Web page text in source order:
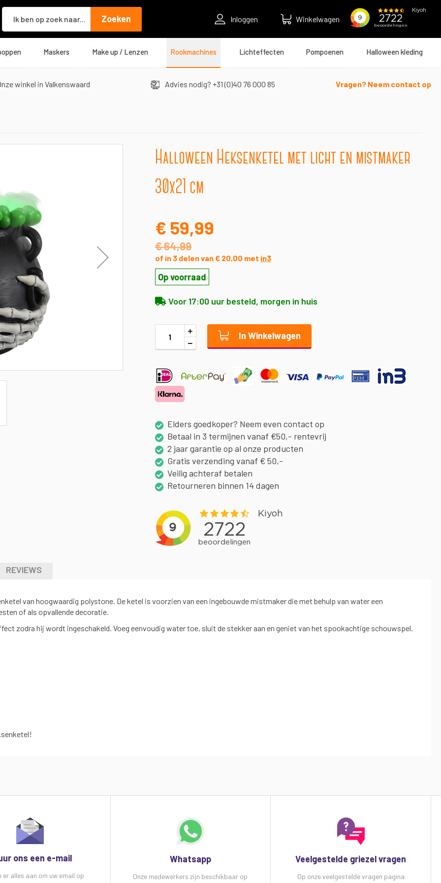
Zoeken Inloggen Winkelwagen
Maskers Make up / Lenzen Rookmachines Lichteffecten Pompoenen Halloween kleding
winkel in Valkenswaard Advies nodig? +31 (0)40 76 000 85 Vragen? Neem contact op
Halloween Heksenketel met licht en mistmaker
30x21 cm
€ 59,99
€ 64,99
of in 3 delen van € 20,00 met in3
Op voorraad
Voor 17:00 uur besteld, morgen in huis
In Winkelwagen
Elders goedkoper? Neem even contact op
Betaal in 3 termijnen vanaf €50,- rentevrij
2 jaar garantie op al onze producten
Gratis verzending vanaf € 50,-
Veilig achteraf betalen
Retourneren binnen 14 dagen
van hoogwaardig polystone. De ketel is voorzien van een ingebouwde mistmaker die met behulp van water een
of als opvallende decoratie.
zodra hij wordt ingeschakeld. Voeg eenvoudig water toe, sluit de stekker aan en geniet van het spookachtige schouwspel.
REVIEWS
ons een e-mail
er alles aan om uw email op
Whatsapp
Onze medewerkers zijn beschikbaar op
Veelgestelde griezel vragen
Op onze veelgestelde vragen pagina